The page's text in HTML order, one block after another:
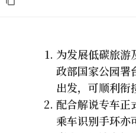
为发展低碳旅游
政部国家公园署
出发，可顺利衔
配合解说专车正
乘车识别手环亦